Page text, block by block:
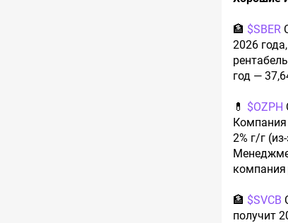
🏦 $SBER
2026
год —
💊 $OZPH
Компания
2% г/г
компания
🏦 $SVCB
получит